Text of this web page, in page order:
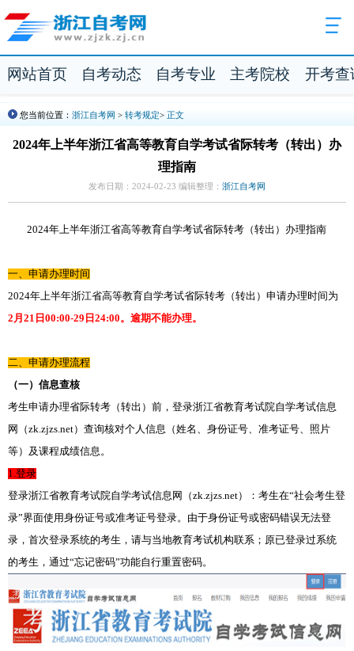
网站首页 自考动态 自考专业 主考院校 开考查
您当前位置： 浙江自考网 > 转考规定> 正文
2024年上半年浙江省高等教育自学考试省际转考（转出）办
理指南
发布日期：2024-02-23 编辑整理： 浙江自考网
2024年上半年浙江省高等教育自学考试省际转考（转出）办理指南
一、申请办理时间
2024年上半年浙江省高等教育自学考试省际转考（转出）申请办理时间为
2月21日00:00-29日24:00。逾期不能办理。
二、申请办理流程
（一）信息查核
考生申请办理省际转考（转出）前，登录浙江省教育考试院自学考试信息
网（zk.zjzs.net）查询核对个人信息（姓名、身份证号、准考证号、照片
等）及课程成绩信息。
1.登录
登录浙江省教育考试院自学考试信息网（zk.zjzs.net）：考生在“社会考生登
录”界面使用身份证号或准考证号登录。由于身份证号或密码错误无法登
录，首次登录系统的考生，请与当地教育考试机构联系；原已登录过系统
的考生，通过“忘记密码”功能自行重置密码。